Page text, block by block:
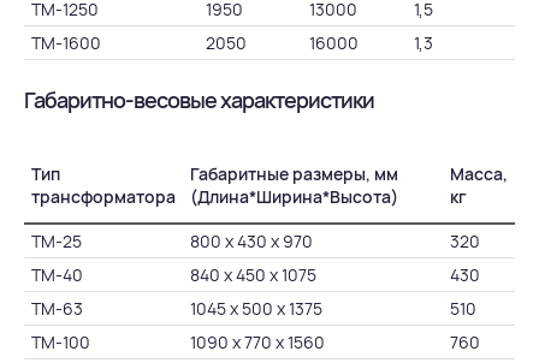
ТМ-1250 1950 13000 1,5
ТМ-1600
2050 16000 1,3
Габаритно-весовые характеристики
Тип
трансформатора
Габаритные размеры, мм
(Длина*Ширина*Высота)
Масса,
кг
ТМ-25
800 х 430 х 970
320
ТМ-40
840 х 450 х 1075
430
ТМ-63
1045 х 500 х 1375
510
ТМ-100
1090 х 770 х 1560
760